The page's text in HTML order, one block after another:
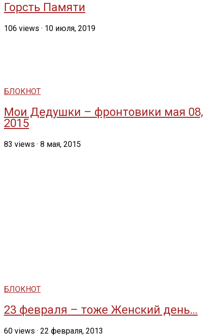
Горсть Памяти
106 views · 10 июля, 2019
БЛОКНОТ
Мои Дедушки – фронтовики мая 08,
2015
83 views · 8 мая, 2015
БЛОКНОТ
23 февраля – тоже Женский день…
60 views · 22 февраля, 2013